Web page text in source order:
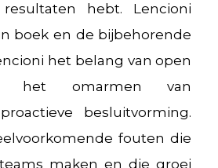
hebt. Lencioni
boek en de bijbehorende
het belang van open
het omarmen van
besluitvorming.
fouten die
maken en die groei